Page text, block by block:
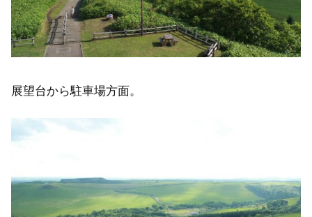
展望台から駐車場方面。